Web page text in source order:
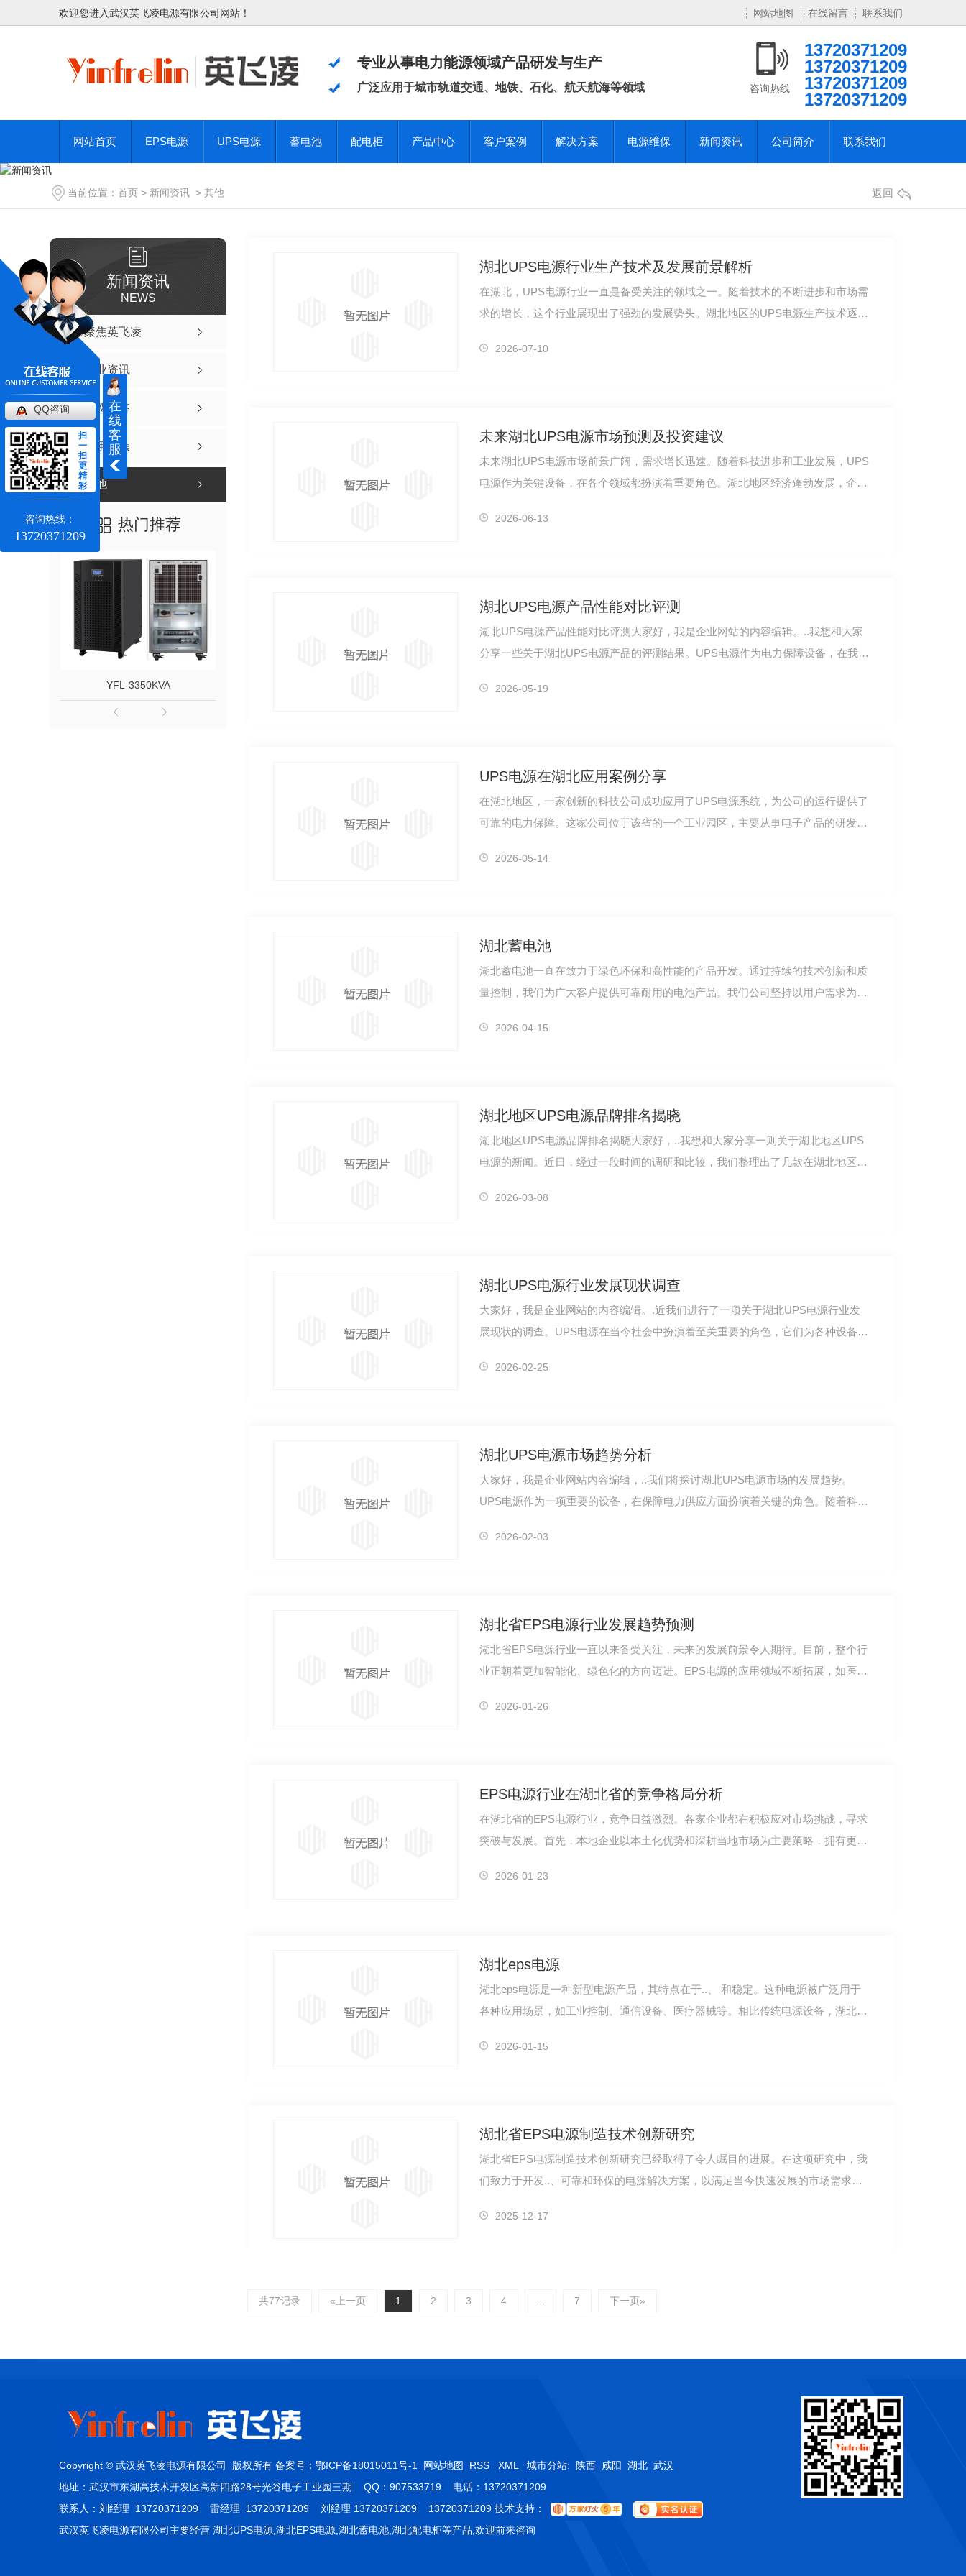
欢迎您进入武汉英飞凌电源有限公司网站！ 网站地图 在线留言 联系我们
专业从事电力能源领域产品研发与生产
广泛应用于城市轨道交通、地铁、石化、航天航海等领域 咨询热线
13720371209
13720371209
13720371209
13720371209
网站首页 EPS电源 UPS电源 蓄电池 配电柜 产品中心 客户案例 解决方案 电源维保 新闻资讯 公司简介 联系我们
当前位置： 首页 > 新闻资讯 > 其他 返回
新闻资讯
NEWS
聚焦英飞凌
行业资讯
疑惑解答
时事聚焦
其他
热门推荐
YFL-3350KVA
湖北UPS电源行业生产技术及发展前景解析
在湖北，UPS电源行业一直是备受关注的领域之一。随着技术的不断进步和市场需
求的增长，这个行业展现出了强劲的发展势头。湖北地区的UPS电源生产技术逐渐
2026-07-10
未来湖北UPS电源市场预测及投资建议
未来湖北UPS电源市场前景广阔，需求增长迅速。随着科技进步和工业发展，UPS
电源作为关键设备，在各个领域都扮演着重要角色。湖北地区经济蓬勃发展，企业
2026-06-13
湖北UPS电源产品性能对比评测
湖北UPS电源产品性能对比评测大家好，我是企业网站的内容编辑。..我想和大家
分享一些关于湖北UPS电源产品的评测结果。UPS电源作为电力保障设备，在我们
2026-05-19
UPS电源在湖北应用案例分享
在湖北地区，一家创新的科技公司成功应用了UPS电源系统，为公司的运行提供了
可靠的电力保障。这家公司位于该省的一个工业园区，主要从事电子产品的研发和
2026-05-14
湖北蓄电池
湖北蓄电池一直在致力于绿色环保和高性能的产品开发。通过持续的技术创新和质
量控制，我们为广大客户提供可靠耐用的电池产品。我们公司坚持以用户需求为导
2026-04-15
湖北地区UPS电源品牌排名揭晓
湖北地区UPS电源品牌排名揭晓大家好，..我想和大家分享一则关于湖北地区UPS
电源的新闻。近日，经过一段时间的调研和比较，我们整理出了几款在湖北地区备
2026-03-08
湖北UPS电源行业发展现状调查
大家好，我是企业网站的内容编辑。.近我们进行了一项关于湖北UPS电源行业发
展现状的调查。UPS电源在当今社会中扮演着至关重要的角色，它们为各种设备提
2026-02-25
湖北UPS电源市场趋势分析
大家好，我是企业网站内容编辑，..我们将探讨湖北UPS电源市场的发展趋势。
UPS电源作为一项重要的设备，在保障电力供应方面扮演着关键的角色。随着科技
2026-02-03
湖北省EPS电源行业发展趋势预测
湖北省EPS电源行业一直以来备受关注，未来的发展前景令人期待。目前，整个行
业正朝着更加智能化、绿色化的方向迈进。EPS电源的应用领域不断拓展，如医疗
2026-01-26
EPS电源行业在湖北省的竞争格局分析
在湖北省的EPS电源行业，竞争日益激烈。各家企业都在积极应对市场挑战，寻求
突破与发展。首先，本地企业以本土化优势和深耕当地市场为主要策略，拥有更好
2026-01-23
湖北eps电源
湖北eps电源是一种新型电源产品，其特点在于..、 和稳定。这种电源被广泛用于
各种应用场景，如工业控制、通信设备、医疗器械等。相比传统电源设备，湖北
2026-01-15
湖北省EPS电源制造技术创新研究
湖北省EPS电源制造技术创新研究已经取得了令人瞩目的进展。在这项研究中，我
们致力于开发..、可靠和环保的电源解决方案，以满足当今快速发展的市场需求。
2025-12-17
共77记录 «上一页 1 2 3 4 7 下一页»
Copyright © 武汉英飞凌电源有限公司 版权所有 备案号： 鄂ICP备18015011号-1 网站地图 RSS XML 城市分站: 陕西 咸阳 湖北 武汉
地址：武汉市东湖高技术开发区高新四路28号光谷电子工业园三期 QQ：907533719 电话：13720371209
联系人：刘经理 13720371209 雷经理 13720371209 刘经理 13720371209 13720371209 技术支持：
武汉英飞凌电源有限公司主要经营 湖北UPS电源,湖北EPS电源,湖北蓄电池,湖北配电柜等产品,欢迎前来咨询
在
线
客
服
QQ咨询
扫
一
扫
更
精
彩
咨询热线：
13720371209